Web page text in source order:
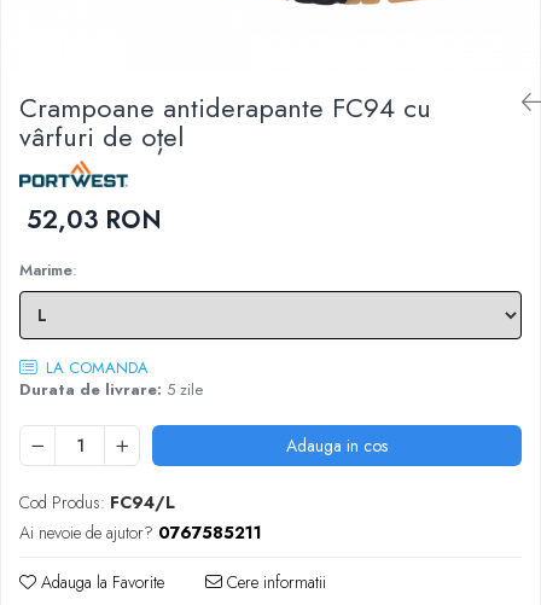
JACHETE VATUITE
INDUSTRIA ALIMENTARA
GENUNCHIERE
IMBRACAMINTE ANTICHIMICA |
CAMASI
FESURI, SEPCI, CAPISOANE
FLEECE
HANORACE
Crampoane antiderapante FC94 cu
vârfuri de oțel
52,03 RON
Marime:
LA COMANDA
Durata de livrare: 5 zile
Adauga in cos
Cod Produs: FC94/L
Ai nevoie de ajutor? 0767585211
Adauga la Favorite Cere informatii